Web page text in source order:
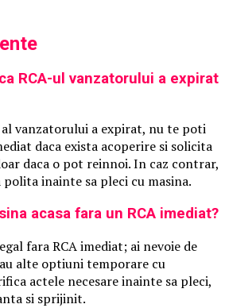
RCA-ul vanzatorului a expirat
vanzatorului a expirat, nu te poti
daca exista acoperire si solicita
daca o pot reinnoi. In caz contrar,
inainte sa pleci cu masina.
acasa fara un RCA imediat?
fara RCA imediat; ai nevoie de
alte optiuni temporare cu
actele necesare inainte sa pleci,
si sprijinit.